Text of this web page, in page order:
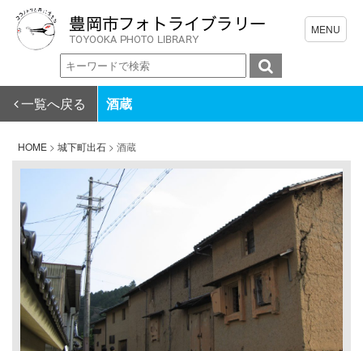
一覧へ戻る 酒蔵
HOME > 城下町出石 > 酒蔵